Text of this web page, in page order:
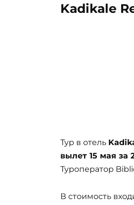
Kadikale
Тур в отель
вылет 15 мая за
Туроператор
В стоимость